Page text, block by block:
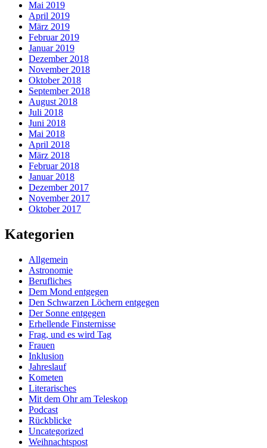
Mai 2019
April 2019
März 2019
Februar 2019
Januar 2019
Dezember 2018
November 2018
Oktober 2018
September 2018
August 2018
Juli 2018
Juni 2018
Mai 2018
April 2018
März 2018
Februar 2018
Januar 2018
Dezember 2017
November 2017
Oktober 2017
Kategorien
Allgemein
Astronomie
Berufliches
Dem Mond entgegen
Den Schwarzen Löchern entgegen
Der Sonne entgegen
Erhellende Finsternisse
Frag, und es wird Tag
Frauen
Inklusion
Jahreslauf
Kometen
Literarisches
Mit dem Ohr am Teleskop
Podcast
Rückblicke
Uncategorized
Weihnachtspost